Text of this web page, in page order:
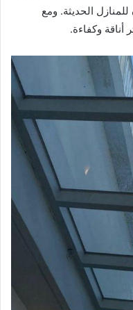
للمنازل الحديثة. ومع
أناقة وكفاءة.